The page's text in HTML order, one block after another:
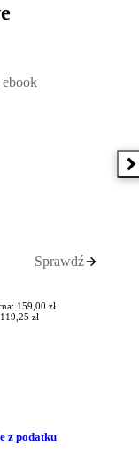
Patrycja Kubiesa -
Sprawdź
159,00 zł
zł
z podatku